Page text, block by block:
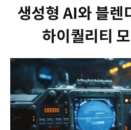
생성형 AI와 블렌
하이퀄리티